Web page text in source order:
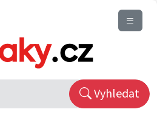
Vyhledat